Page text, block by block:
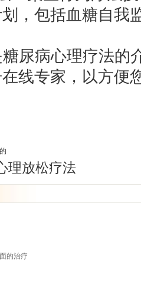
，包括血糖自我
尿病心理疗法的
线专家，以方便
理放松疗法
的治疗